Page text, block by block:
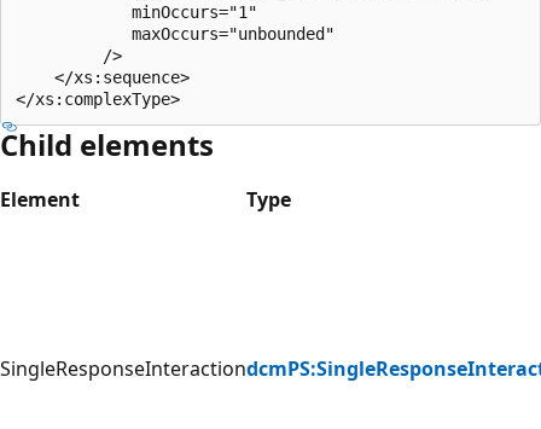
            minOccurs="1"
            maxOccurs="unbounded"
         />
    </xs:sequence>
Child elements
Element Type
SingleResponseInteraction